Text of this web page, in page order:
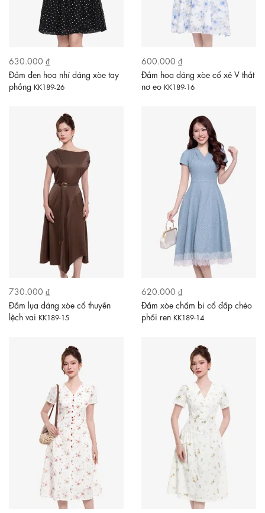
630.000 ₫
Đầm đen hoa nhí dáng xòe tay
phồng KK189-26
600.000 ₫
Đầm hoa dáng xòe cổ xẻ V thắt
nơ eo KK189-16
730.000 ₫
Đầm lụa dáng xòe cổ thuyền
lệch vai KK189-15
620.000 ₫
Đầm xòe chấm bi cổ đắp chéo
phối ren KK189-14